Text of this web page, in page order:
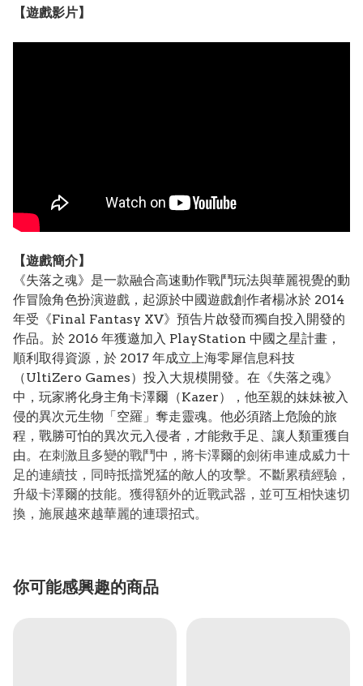
【遊戲影片】
【遊戲簡介】
《失落之魂》是一款融合高速動作戰鬥玩法與華麗視覺的動
作冒險角色扮演遊戲，起源於中國遊戲創作者楊冰於 2014
年受《Final Fantasy XV》預告片啟發而獨自投入開發的
作品。於 2016 年獲邀加入 PlayStation 中國之星計畫，
順利取得資源，於 2017 年成立上海零犀信息科技
（UltiZero Games）投入大規模開發。在《失落之魂》
中，玩家將化身主角卡澤爾（Kazer），他至親的妹妹被入
侵的異次元生物「空羅」奪走靈魂。他必須踏上危險的旅
程，戰勝可怕的異次元入侵者，才能救手足、讓人類重獲自
由。 在刺激且多變的戰鬥中，將卡澤爾的劍術串連成威力十
足的連續技，同時抵擋兇猛的敵人的攻擊。不斷累積經驗，
升級卡澤爾的技能。獲得額外的近戰武器，並可互相快速切
換，施展越來越華麗的連環招式。
你可能感興趣的商品